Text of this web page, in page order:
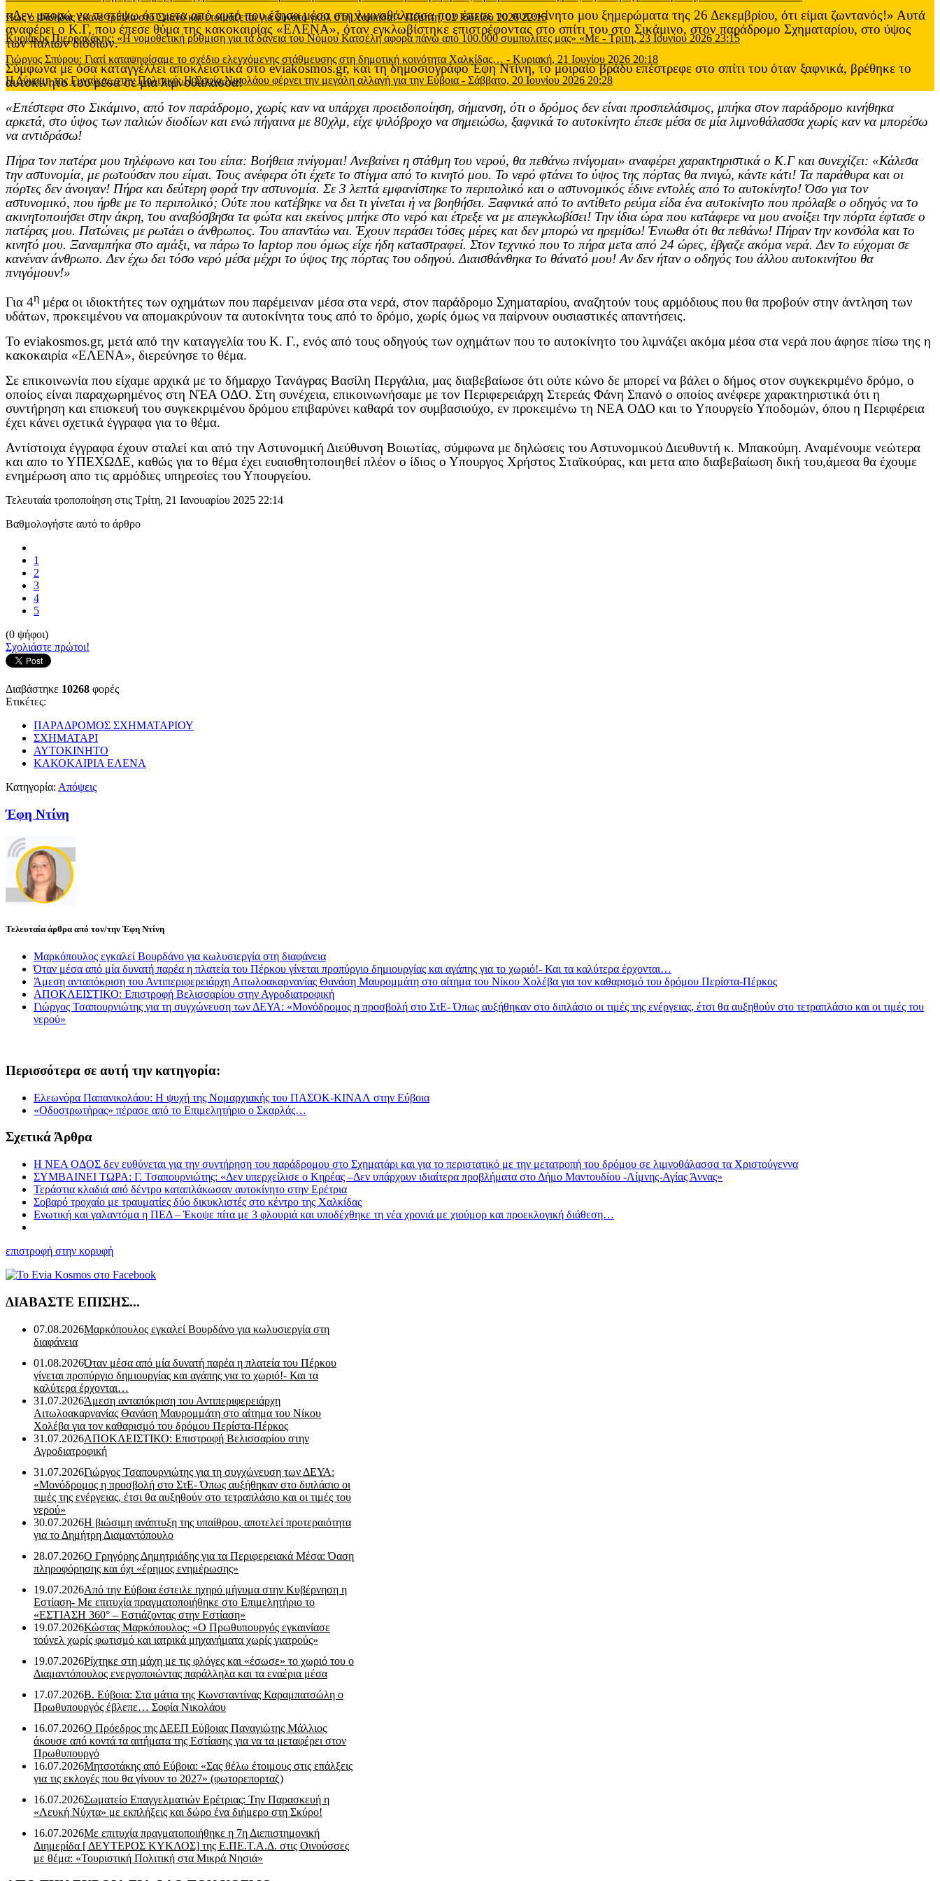
Πως ο Φαλίδας έκανε τρίπλα στο Σπανό και ετοιμάζεται για δυνατό γκολ στη Χαλκίδα!-Πέμπτη, 02 Ιουλίου 2026 22:15
Κυριάκος Πιερρακάκης: «Η νομοθετική ρύθμιση για τα δάνεια του Νόμου Κατσέλη αφορά πάνω από 100.000 συμπολίτες μας» «Με - Τρίτη, 23 Ιουνίου 2026 23:15
Γιώργος Σπύρου: Γιατί καταψηφίσαμε το σχέδιο ελεγχόμενης στάθμευσης στη δημοτική κοινότητα Χαλκίδας… - Κυριακή, 21 Ιουνίου 2026 20:18
Η Δύναμη της Γυναίκας στην Πολιτική: Η Σοφία Νικολάου φέρνει την μεγάλη αλλαγή για την Εύβοια - Σάββατο, 20 Ιουνίου 2026 20:28
«Δεν μπορώ να πιστέψω ότι μετα από αυτό που έζησα μέσα στη λιμνοθάλασσα που έπεσε το αυτοκίνητο μου ξημερώματα της 26 Δεκεμβρίου, ότι είμαι ζωντανός!» Αυτά
αναφέρει ο Κ.Γ, που έπεσε θύμα της κακοκαιρίας «ΕΛΕΝΑ», όταν εγκλωβίστηκε επιστρέφοντας στο σπίτι του στο Σικάμινο, στον παράδρομο Σχηματαρίου, στο ύψος
των παλιών διοδίων.
Σύμφωνα με όσα καταγγέλλει αποκλειστικά στοeviakosmos.gr, και τη δημοσιογράφο Έφη Ντίνη, το μοιραίο βράδυ επέστρεφε στο σπίτι του όταν ξαφνικά, βρέθηκε το
αυτοκίνητο του μέσα σε μία λιμνοθάλασσα!
«Επέστεφα στο Σικάμινο, από τον παράδρομο, χωρίς καν να υπάρχει προειδοποίηση, σήμανση, ότι ο δρόμος δεν είναι προσπελάσιμος, μπήκα στον παράδρομο κινήθηκα
αρκετά, στο ύψος των παλιών διοδίων και ενώ πήγαινα με 80χλμ, είχε ψιλόβροχο να σημειώσω, ξαφνικά το αυτοκίνητο έπεσε μέσα σε μία λιμνοθάλασσα χωρίς καν να μπορέσω
να αντιδράσω!
Πήρα τον πατέρα μου τηλέφωνο και του είπα: Βοήθεια πνίγομαι! Ανεβαίνει η στάθμη του νερού, θα πεθάνω πνίγομαι» αναφέρει χαρακτηριστικά ο Κ.Γ και συνεχίζει: «Κάλεσα
την αστυνομία, με ρωτούσαν που είμαι. Τους ανέφερα ότι έχετε το στίγμα από το κινητό μου. Το νερό φτάνει το ύψος της πόρτας θα πνιγώ, κάντε κάτι! Τα παράθυρα και οι
πόρτες δεν άνοιγαν! Πήρα και δεύτερη φορά την αστυνομία. Σε 3 λεπτά εμφανίστηκε το περιπολικό και ο αστυνομικός έδινε εντολές από το αυτοκίνητο! Όσο για τον
αστυνομικό, που ήρθε με το περιπολικό; Ούτε που κατέβηκε να δει τι γίνεται ή να βοηθήσει. Ξαφνικά από το αντίθετο ρεύμα είδα ένα αυτοκίνητο που πρόλαβε ο οδηγός να το
ακινητοποιήσει στην άκρη, του αναβόσβησα τα φώτα και εκείνος μπήκε στο νερό και έτρεξε να με απεγκλωβίσει! Την ίδια ώρα που κατάφερε να μου ανοίξει την πόρτα έφτασε ο
πατέρας μου. Πατώνεις με ρωτάει ο άνθρωπος. Του απαντάω ναι. Έχουν περάσει τόσες μέρες και δεν μπορώ να ηρεμίσω! Ένιωθα ότι θα πεθάνω! Πήραν την κονσόλα και το
κινητό μου. Ξαναμπήκα στο αμάξι, να πάρω το laptop που όμως είχε ήδη καταστραφεί. Στον τεχνικό που το πήρα μετα από 24 ώρες, έβγαζε ακόμα νερά. Δεν το εύχομαι σε
κανέναν άνθρωπο. Δεν έχω δει τόσο νερό μέσα μέχρι το ύψος της πόρτας του οδηγού. Διαισθάνθηκα το θάνατό μου! Αν δεν ήταν ο οδηγός του άλλου αυτοκινήτου θα
πνιγόμουν!»
Για 4η μέρα οι ιδιοκτήτες των οχημάτων που παρέμειναν μέσα στα νερά, στον παράδρομο Σχηματαρίου, αναζητούν τους αρμόδιους που θα προβούν στην άντληση των
υδάτων, προκειμένου να απομακρύνουν τα αυτοκίνητα τους από το δρόμο, χωρίς όμως να παίρνουν ουσιαστικές απαντήσεις.
Το eviakosmos.gr, μετά από την καταγγελία του Κ. Γ., ενός από τους οδηγούς των οχημάτων που το αυτοκίνητο του λιμνάζει ακόμα μέσα στα νερά που άφησε πίσω της η
κακοκαιρία «ΕΛΕΝΑ», διερεύνησε το θέμα.
Σε επικοινωνία που είχαμε αρχικά με το δήμαρχο Τανάγρας Βασίλη Περγάλια, μας διαβεβαίωσε ότι ούτε κώνο δε μπορεί να βάλει ο δήμος στον συγκεκριμένο δρόμο, ο
οποίος είναι παραχωρημένος στη ΝΈΑ ΟΔΟ. Στη συνέχεια, επικοινωνήσαμε με τον Περιφερειάρχη Στερεάς Φάνη Σπανό ο οποίος ανέφερε χαρακτηριστικά ότι η
συντήρηση και επισκευή του συγκεκριμένου δρόμου επιβαρύνει καθαρά τον συμβασιούχο, εν προκειμένω τη ΝΕΑ ΟΔΟ και το Υπουργείο Υποδομών, όπου η Περιφέρεια
έχει κάνει σχετικά έγγραφα για το θέμα.
Αντίστοιχα έγγραφα έχουν σταλεί και από την Αστυνομική Διεύθυνση Βοιωτίας, σύμφωνα με δηλώσεις του Αστυνομικού Διευθυντή κ. Μπακούμη. Αναμένουμε νεώτερα
και απο το ΥΠΕΧΩΔΕ, καθώς για το θέμα έχει ευαισθητοποιηθεί πλέον ο ίδιος ο Υπουργος Χρήστος Σταϊκούρας, και μετα απο διαβεβαίωση δική του,άμεσα θα έχουμε
ενημέρωση απο τις αρμόδιες υπηρεσίες του Υπουργείου.
Τελευταία τροποποίηση στις Τρίτη, 21 Ιανουαρίου 2025 22:14
Βαθμολογήστε αυτό το άρθρο
1
2
3
4
5
(0 ψήφοι)
Σχολιάστε πρώτοι!
Διαβάστηκε 10268 φορές
Ετικέτες:
ΠΑΡΑΔΡΟΜΟΣ ΣΧΗΜΑΤΑΡΙΟΥ
ΣΧΗΜΑΤΑΡΙ
ΑΥΤΟΚΙΝΗΤΟ
ΚΑΚΟΚΑΙΡΙΑ ΕΛΕΝΑ
Κατηγορία: Απόψεις
Έφη Ντίνη
Τελευταία άρθρα από τον/την Έφη Ντίνη
Μαρκόπουλος εγκαλεί Βουρδάνο για κωλυσιεργία στη διαφάνεια
Όταν μέσα από μία δυνατή παρέα η πλατεία του Πέρκου γίνεται προπύργιο δημιουργίας και αγάπης για το χωριό!- Και τα καλύτερα έρχονται…
Άμεση ανταπόκριση του Αντιπεριφερειάρχη Αιτωλοακαρνανίας Θανάση Μαυρομμάτη στο αίτημα του Νίκου Χολέβα για τον καθαρισμό του δρόμου Περίστα-Πέρκος
ΑΠΟΚΛΕΙΣΤΙΚΟ: Επιστροφή Βελισσαρίου στην Αγροδιατροφική
Γιώργος Τσαπουρνιώτης για τη συγχώνευση των ΔΕΥΑ: «Μονόδρομος η προσβολή στο ΣτΕ- Όπως αυξήθηκαν στο διπλάσιο οι τιμές της ενέργειας, έτσι θα αυξηθούν στο τετραπλάσιο και οι τιμές του
νερού»
Περισσότερα σε αυτή την κατηγορία:
Ελεωνόρα Παπανικολάου: Η ψυχή της Νομαρχιακής του ΠΑΣΟΚ-ΚΙΝΑΛ στην Εύβοια
«Οδοστρωτήρας» πέρασε από το Επιμελητήριο ο Σκαρλάς…
Σχετικά Άρθρα
Η ΝΕΑ ΟΔΟΣ δεν ευθύνεται για την συντήρηση του παράδρομου στο Σχηματάρι και για το περιστατικό με την μετατροπή του δρόμου σε λιμνοθάλασσα τα Χριστούγεννα
ΣΥΜΒΑΙΝΕΙ ΤΩΡΑ: Γ. Τσαπουρνιώτης: «Δεν υπερχείλισε ο Κηρέας –Δεν υπάρχουν ιδιαίτερα προβλήματα στο Δήμο Μαντουδίου -Λίμνης-Αγίας Άννας»
Τεράστια κλαδιά από δέντρο καταπλάκωσαν αυτοκίνητο στην Ερέτρια
Σοβαρό τροχαίο με τραυματίες δύο δικυκλιστές στο κέντρο της Χαλκίδας
Ενωτική και γαλαντόμα η ΠΕΔ – Έκοψε πίτα με 3 φλουριά και υποδέχθηκε τη νέα χρονιά με χιούμορ και προεκλογική διάθεση…
επιστροφή στην κορυφή
ΔΙΑΒΑΣΤΕ ΕΠΙΣΗΣ...
07.08.2026Μαρκόπουλος εγκαλεί Βουρδάνο για κωλυσιεργία στη
διαφάνεια
01.08.2026Όταν μέσα από μία δυνατή παρέα η πλατεία του Πέρκου
γίνεται προπύργιο δημιουργίας και αγάπης για το χωριό!- Και τα
καλύτερα έρχονται…
31.07.2026Άμεση ανταπόκριση του Αντιπεριφερειάρχη
Αιτωλοακαρνανίας Θανάση Μαυρομμάτη στο αίτημα του Νίκου
Χολέβα για τον καθαρισμό του δρόμου Περίστα-Πέρκος
31.07.2026ΑΠΟΚΛΕΙΣΤΙΚΟ: Επιστροφή Βελισσαρίου στην
Αγροδιατροφική
31.07.2026Γιώργος Τσαπουρνιώτης για τη συγχώνευση των ΔΕΥΑ:
«Μονόδρομος η προσβολή στο ΣτΕ- Όπως αυξήθηκαν στο διπλάσιο οι
τιμές της ενέργειας, έτσι θα αυξηθούν στο τετραπλάσιο και οι τιμές του
νερού»
30.07.2026Η βιώσιμη ανάπτυξη της υπαίθρου, αποτελεί προτεραιότητα
για το Δημήτρη Διαμαντόπουλο
28.07.2026Ο Γρηγόρης Δημητριάδης για τα Περιφερειακά Μέσα: Όαση
πληροφόρησης και όχι «έρημος ενημέρωσης»
19.07.2026Από την Εύβοια έστειλε ηχηρό μήνυμα στην Κυβέρνηση η
Εστίαση- Με επιτυχία πραγματοποιήθηκε στο Επιμελητήριο το
«ΕΣΤΙΑΣΗ 360° – Εστιάζοντας στην Εστίαση»
19.07.2026Κώστας Μαρκόπουλος: «Ο Πρωθυπουργός εγκαινίασε
τούνελ χωρίς φωτισμό και ιατρικά μηχανήματα χωρίς γιατρούς»
19.07.2026Ρίχτηκε στη μάχη με τις φλόγες και «έσωσε» το χωριό του ο
Διαμαντόπουλος ενεργοποιώντας παράλληλα και τα εναέρια μέσα
17.07.2026Β. Εύβοια: Στα μάτια της Κωνσταντίνας Καραμπατσώλη ο
Πρωθυπουργός έβλεπε… Σοφία Νικολάου
16.07.2026Ο Πρόεδρος της ΔΕΕΠ Εύβοιας Παναγιώτης Μάλλιος
άκουσε από κοντά τα αιτήματα της Εστίασης για να τα μεταφέρει στον
Πρωθυπουργό
16.07.2026Μητσοτάκης από Εύβοια: «Σας θέλω έτοιμους στις επάλξεις
για τις εκλογές που θα γίνουν το 2027» (φωτορεπορταζ)
16.07.2026Σωματείο Επαγγελματιών Ερέτριας: Την Παρασκευή η
«Λευκή Νύχτα» με εκπλήξεις και δώρο ένα διήμερο στη Σκύρο!
16.07.2026Με επιτυχία πραγματοποιήθηκε η 7η Διεπιστημονική
Διημερίδα [ ΔEYΤΕΡΟΣ ΚΥΚΛΟΣ] της Ε.ΠΕ.Τ.Α.Δ. στις Οινούσσες
με θέμα: «Τουριστική Πολιτική στα Μικρά Νησιά»